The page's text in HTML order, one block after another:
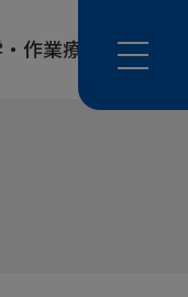
作業療法士